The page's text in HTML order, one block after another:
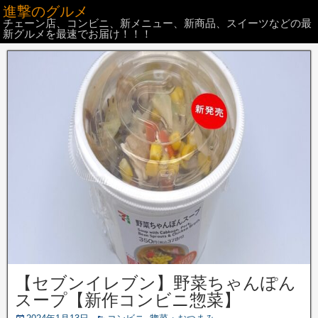
進撃のグルメ
チェーン店、コンビニ、新メニュー、新商品、スイーツなどの最
新グルメを最速でお届け！！！
【セブンイレブン】野菜ちゃんぽん
スープ【新作コンビニ惣菜】